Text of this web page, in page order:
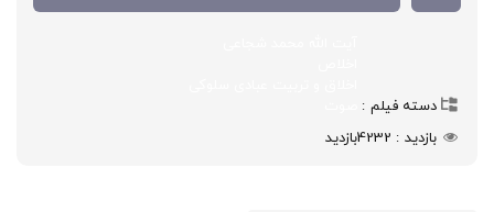
دسته فیلم
بازدید
4232بازدید